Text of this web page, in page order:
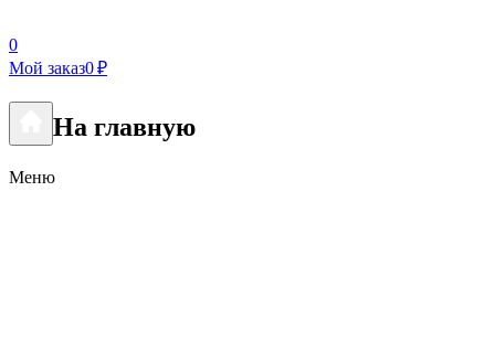
0
Мой заказ0 ₽
На главную
Меню